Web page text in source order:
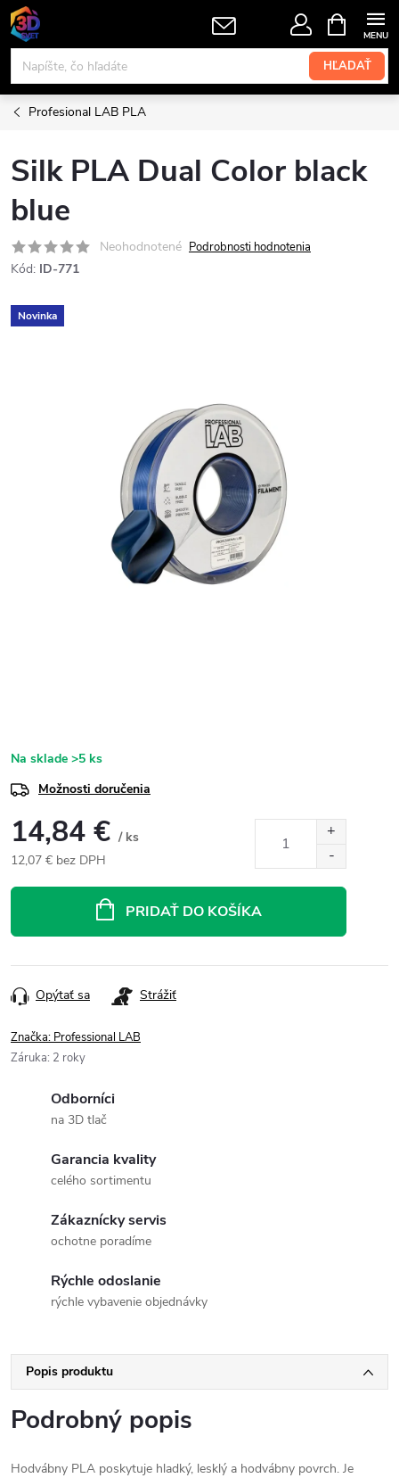
Prejsť
na
obsah
HĽADAŤ
KOŠÍK
Profesional LAB PLA
Silk PLA Dual Color black
blue
Neohodnotené Podrobnosti hodnotenia
Kód: ID-771
Novinka
Na sklade >5 ks
Možnosti doručenia
14,84 € / ks
12,07 € bez DPH
PRIDAŤ DO KOŠÍKA
Opýtať sa Strážiť
Značka: Professional LAB
Záruka: 2 roky
Odborníci
na 3D tlač
Garancia kvality
celého sortimentu
Zákaznícky servis
ochotne poradíme
Rýchle odoslanie
rýchle vybavenie objednávky
Popis produktu
Podrobný popis
Hodvábny PLA poskytuje hladký, lesklý a hodvábny povrch. Je